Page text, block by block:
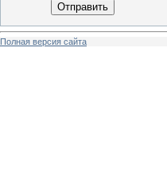
Отправить
Полная версия сайта